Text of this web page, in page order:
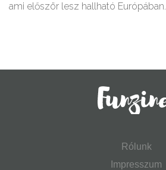
ami először lesz hallható Európában.
Rólunk
Impresszum